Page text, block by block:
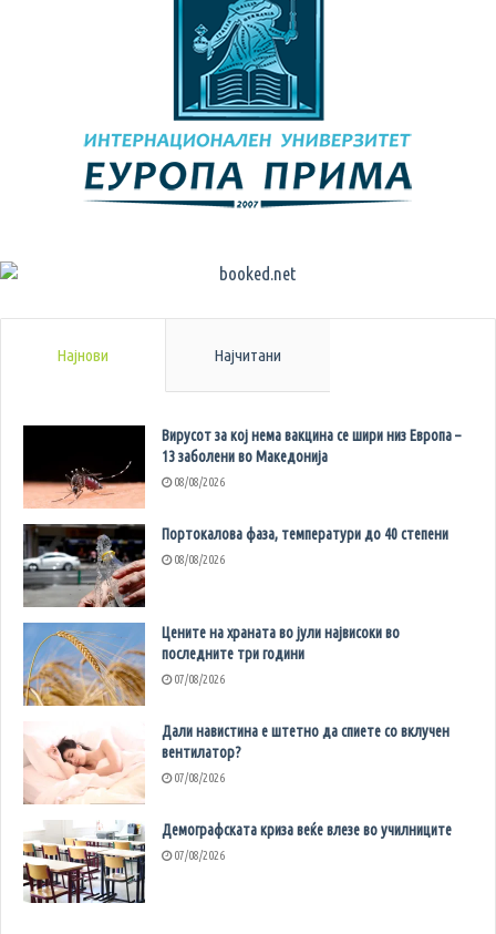
Најнови Најчитани
Вирусот за кој нема вакцина се шири низ Европа –
13 заболени во Македонија
08/08/2026
Портокалова фаза, температури до 40 степени
08/08/2026
Цените на храната во јули највисоки во
последните три години
07/08/2026
Дали навистина е штетно да спиете со вклучен
вентилатор?
07/08/2026
Демографската криза веќе влезе во училниците
07/08/2026